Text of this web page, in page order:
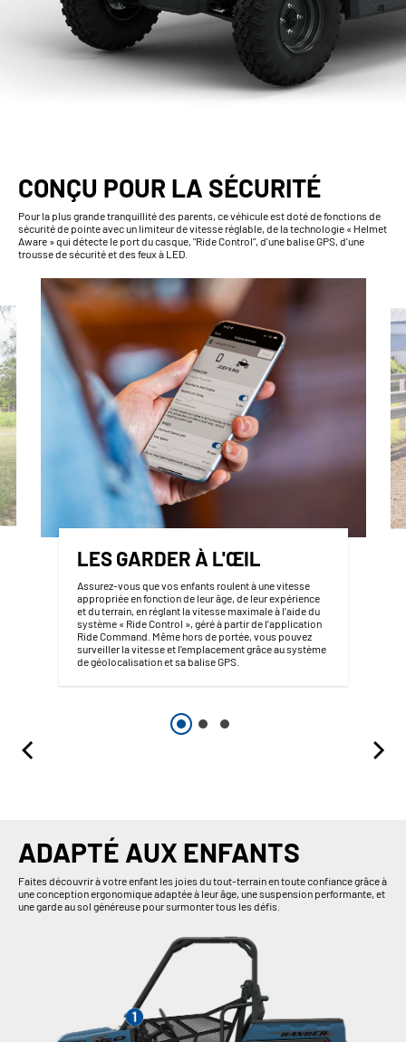
CONÇU POUR LA SÉCURITÉ
Pour la plus grande tranquillité des parents, ce véhicule est doté de fonctions de
sécurité de pointe avec un limiteur de vitesse réglable, de la technologie « Helmet
Aware » qui détecte le port du casque, "Ride Control", d'une balise GPS, d'une
trousse de sécurité et des feux à LED.
LES GARDER À L'ŒIL
Assurez-vous que vos enfants roulent à une vitesse
appropriée en fonction de leur âge, de leur expérience
et du terrain, en réglant la vitesse maximale à l’aide du
système « Ride Control », géré à partir de l’application
Ride Command. Même hors de portée, vous pouvez
surveiller la vitesse et l’emplacement grâce au système
de géolocalisation et sa balise GPS.
ADAPTÉ AUX ENFANTS
Faites découvrir à votre enfant les joies du tout-terrain en toute confiance grâce à
une conception ergonomique adaptée à leur âge, une suspension performante, et
une garde au sol généreuse pour surmonter tous les défis.